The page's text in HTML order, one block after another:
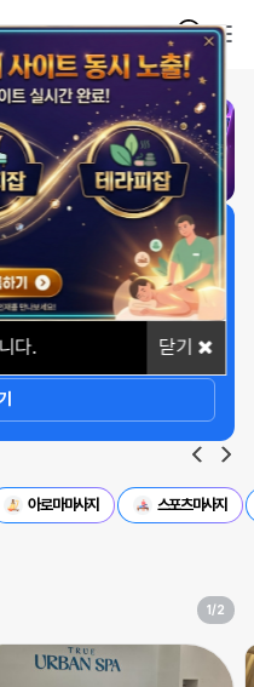
다. 닫기
1
아로마마사지 스포츠마사지
1/2